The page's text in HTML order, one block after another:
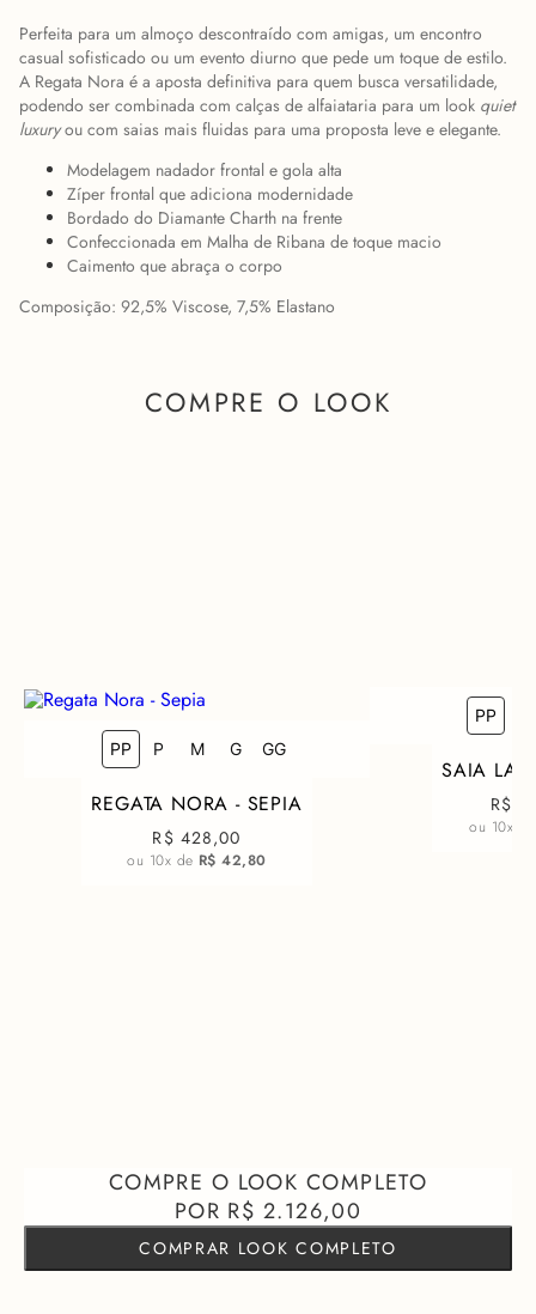
Perfeita para um almoço descontraído com amigas, um encontro
casual sofisticado ou um evento diurno que pede um toque de estilo.
A Regata Nora é a aposta definitiva para quem busca versatilidade,
podendo ser combinada com calças de alfaiataria para um look quiet
luxuryou com saias mais fluidas para uma proposta leve e elegante.
Modelagem nadador frontal e gola alta
Zíper frontal que adiciona modernidade
Bordado do Diamante Charth na frente
Confeccionada em Malha de Ribana de toque macio
Caimento que abraça o corpo
Composição: 92,5% Viscose, 7,5% Elastano
COMPRE O LOOK
COMO FICA EM MIM?
PP P M G GG
REGATA NORA - SEPIA
R$ 428,00
ou 10x de R$ 42,80
PP
SAIA
R$
ou 10x
R$ 2.126,00
COMPRAR LOOK COMPLETO